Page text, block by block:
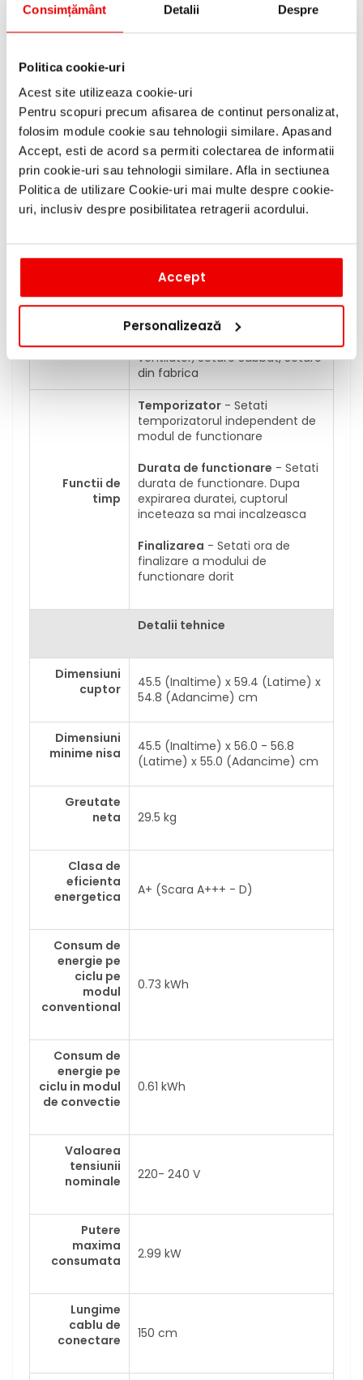
Consimțământ Detalii Despre
Politica cookie-uri
Acest site utilizeaza cookie-uri
Pentru scopuri precum afisarea de continut personalizat,
folosim module cookie sau tehnologii similare. Apasand
Accept, esti de acord sa permiti colectarea de informatii
prin cookie-uri sau tehnologii similare. Afla in sectiunea
Politica de utilizare Cookie-uri mai multe despre cookie-
uri, inclusiv despre posibilitatea retragerii acordului.
Accept
Personalizează
usa
Usa cu sistem Soft Close si Soft
coolStart
preincalzi cuptorul
Indicator
caldura
reziduala
Da
Limba de utilizare (35 de limbi,
inclusiv Limba Romana), Ora
ceas, Sistem de iluminat,
Protectie impotriva accesului
copiilor, Moduri de incalzire,
Reducere luminozitate, Logo
marca, Timp de functionare
ventilator, Setare Sabbat, Setare
din fabrica
Functii de
timp
Temporizator - Setati
temporizatorul independent de
modul de functionare
Durata de functionare - Setati
durata de functionare. Dupa
expirarea duratei, cuptorul
inceteaza sa mai incalzeasca
Finalizarea - Setati ora de
finalizare a modului de
functionare dorit
Detalii tehnice
Dimensiuni
cuptor
45.5 (Inaltime) x 59.4 (Latime) x
54.8 (Adancime) cm
Dimensiuni
minime nisa
45.5 (Inaltime) x 56.0 - 56.8
(Latime) x 55.0 (Adancime) cm
Greutate
neta
29.5 kg
Clasa de
eficienta
energetica
A+ (Scara A+++ - D)
Consum de
energie pe
ciclu pe
modul
conventional
0.73 kWh
Consum de
energie pe
ciclu in modul
de convectie
0.61 kWh
Valoarea
tensiunii
nominale
220- 240 V
Putere
maxima
consumata
2.99 kW
Lungime
cablu de
conectare
150 cm